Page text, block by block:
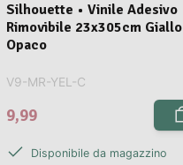
Silhouette • Vinile Adesivo
Rimovibile 23x305cm Giallo
Opaco
V9-MR-YEL-C
9,99
Disponibile da magazzino